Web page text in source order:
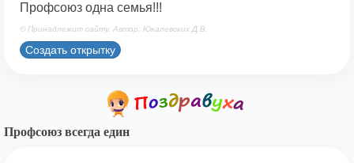
Профсоюз одна семья!!!
© Принадлежит сайту. Автор: Юкалевских Д.В.
Создать открытку
Профсоюз всегда един